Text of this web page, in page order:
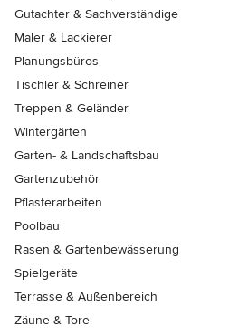
Gutachter & Sachverständige
Maler & Lackierer
Planungsbüros
Tischler & Schreiner
Treppen & Geländer
Wintergärten
Garten- & Landschaftsbau
Gartenzubehör
Pflasterarbeiten
Poolbau
Rasen & Gartenbewässerung
Spielgeräte
Terrasse & Außenbereich
Zäune & Tore